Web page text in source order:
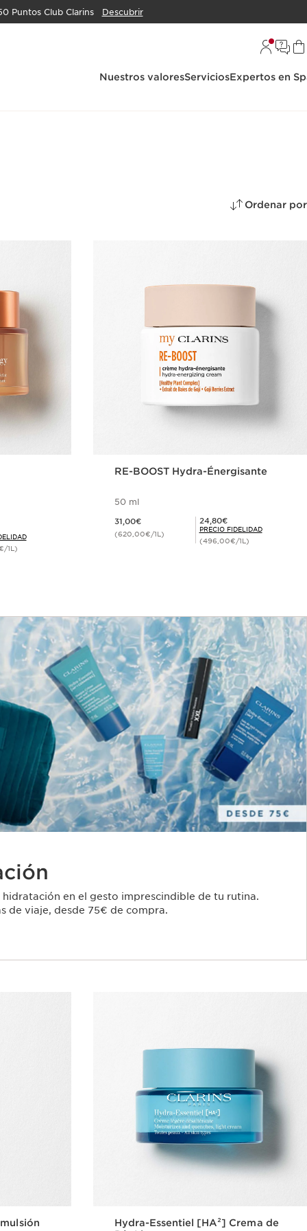
Puntos Club Clarins Descubrir
Nuestros valoresServiciosExpertos en
Ordenar por
1L)
RE-BOOST Hydra-Énergisante
50 ml
31,00€
(620,00€/1L)
Precio Fidelidad 24,80€
24,80€
PRECIO FIDELIDAD
(496,00€/1L)
en el gesto imprescindible de tu rutina.
de viaje, desde 75€ de compra.
Hydra-Essentiel [HA²] Crema de